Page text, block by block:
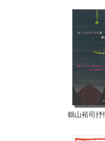
鶴山裕司抒